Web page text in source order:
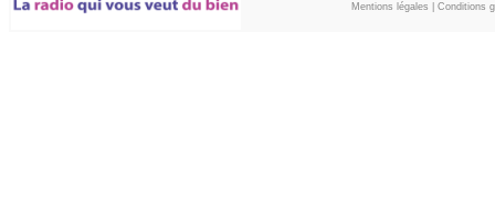
Mentions légales Conditions